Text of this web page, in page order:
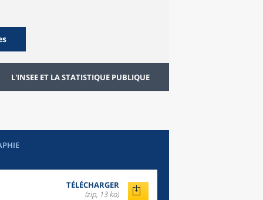
L'INSEE ET LA STATISTIQUE PUBLIQUE
TÉLÉCHARGER
(zip, 13 ko)